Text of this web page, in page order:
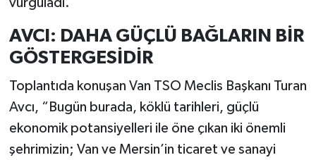
vurguladı.
AVCI: DAHA GÜÇLÜ BAĞLARIN BİR
GÖSTERGESİDİR
Toplantıda konuşan Van TSO Meclis Başkanı Turan
Avcı, “Bugün burada, köklü tarihleri, güçlü
ekonomik potansiyelleri ile öne çıkan iki önemli
şehrimizin; Van ve Mersin’in ticaret ve sanayi